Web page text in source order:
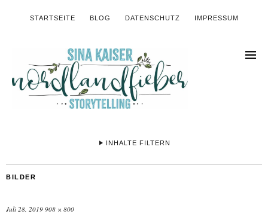
STARTSEITE BLOG DATENSCHUTZ IMPRESSUM
INHALTE FILTERN
BILDER
Juli 28, 2019 908 × 800